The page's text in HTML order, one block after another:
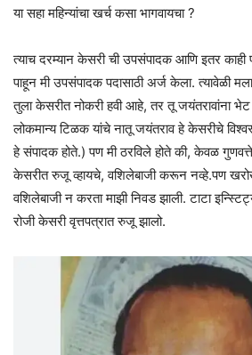
या सहा महिन्यांचा खर्च कसा भागवायचा ?
त्याच दरम्यान केसरी ची उपसंपादक आणि इतर काही
पाहून मी उपसंपादक पदासाठी अर्ज केला. त्यावेळी
तुला केसरीत नोकरी हवी आहे, तर तू जयंतरावांना
लोकमान्य टिळक यांचे नातू जयंतराव हे केसरीचे
हे संपादक होते.) पण मी ठरविले होते की, केवळ
केसरीत रुजू व्हायचे, वशिलेबाजी करून नव्हे.पण
वशिलेबाजी न करता माझी निवड झाली. टाटा
रोजी केसरी वृत्तपत्रात रुजू झालो.